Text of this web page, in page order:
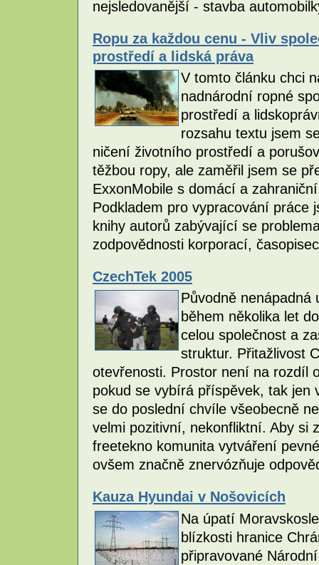
nejsledovanější - stavba
Ropu za každou cenu - Vliv
prostředí a lidská práva
V tomto článku chci
nadnárodní ropné
prostředí a
rozsahu textu jsem
ničení životního prostředí a
těžbou ropy, ale zaměřil jsem se
ExxonMobile s domácí a
Podkladem pro vypracování práce
knihy autorů zabývající se
zodpovědnosti korporací,
CzechTek 2005
Původně nenápadná
během několika let
celou společnost a
struktur. Přitažlivost
otevřenosti. Prostor není na rozdíl
pokud se vybírá příspěvek, tak jen
se do poslední chvíle všeobecně
velmi pozitivní, nekonfliktní. Aby si
freetekno komunita vytváření
ovšem značně znervózňuje
Kauza Hyundai v Nošovicích
Na úpatí
blízkosti hranice
připravované